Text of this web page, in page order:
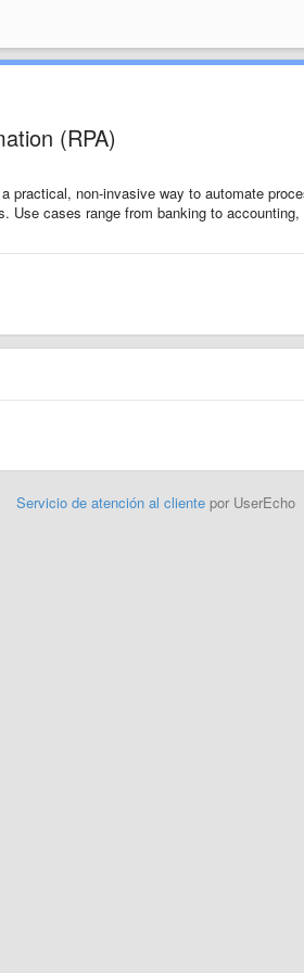
(RPA)
practical, non-invasive way to automate
Use cases range from banking to
Servicio de atención al clientepor UserEcho